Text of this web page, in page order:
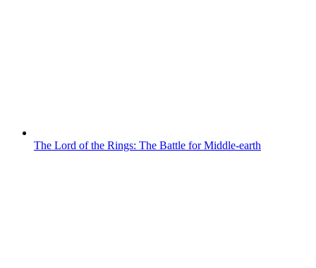
The Lord of the Rings: The Battle for Middle-earth